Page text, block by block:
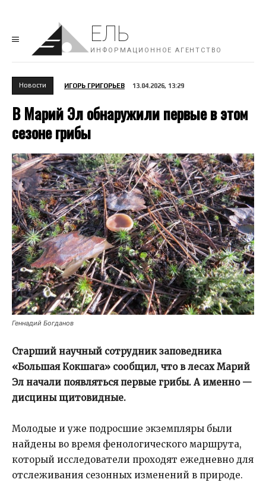
ЕЛЬ
ИНФОРМАЦИОННОЕ АГЕНТСТВО
Новости ИГОРЬ ГРИГОРЬЕВ 13.04.2026, 13:29
В Марий Эл обнаружили первые в этом
сезоне грибы
Геннадий Богданов
Старший научный сотрудник заповедника
«Большая Кокшага» сообщил, что в лесах Марий
Эл начали появляться первые грибы. А именно —
дисцины щитовидные.
Молодые и уже подросшие экземпляры были
найдены во время фенологического маршрута,
который исследователи проходят ежедневно для
отслеживания сезонных изменений в природе.